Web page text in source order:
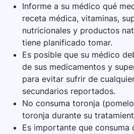
Informe a su médico qué
receta médica, vitaminas,
nutricionales y productos
tiene planificado tomar.
Es posible que su médico
de sus medicamentos y
para evitar sufrir de
secundarios reportados.
No consuma toronja
toronja durante su
Es importante que consuma